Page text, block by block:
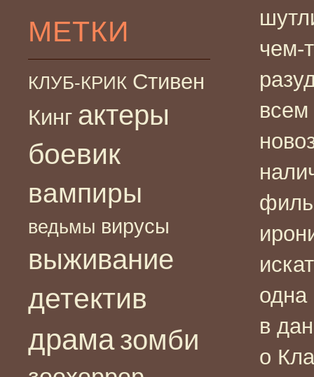
МЕТКИ
КЛУБ-КРИК Стивен
Кинг актеры
боевик
вампиры
ведьмы вирусы
выживание
детектив
драма зомби
чем-
всем
одна
в
о